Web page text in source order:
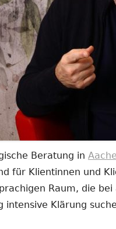
Beratung in
für Klientinnen und
Raum, die
intensive Klärung